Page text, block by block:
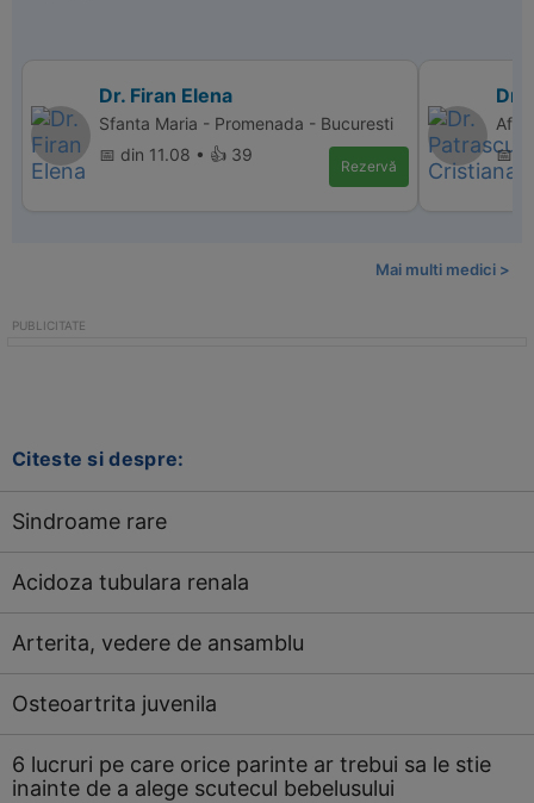
Dr. Firan Elena
Sfanta Maria - Promenada - Bucuresti
📅 din 11.08 • 👍 39
Rezervă
Dr.
📅
Mai multi medici >
Citeste si despre:
Sindroame rare
Acidoza tubulara renala
Arterita, vedere de ansamblu
Osteoartrita juvenila
6 lucruri pe care orice parinte ar trebui sa le stie
inainte de a alege scutecul bebelusului